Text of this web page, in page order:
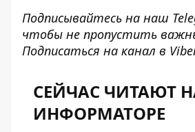
Подписывайтесь на наш
чтобы не пропустить
Подписаться на канал в
СЕЙЧАС ЧИТАЮТ
ИНФОРМАТОРЕ